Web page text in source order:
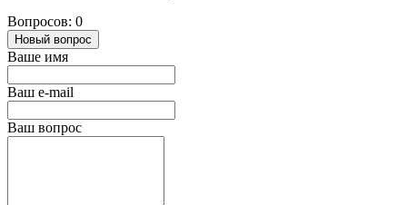
Вопросов: 0
Новый вопрос
Ваше имя
Ваш e-mail
Ваш вопрос